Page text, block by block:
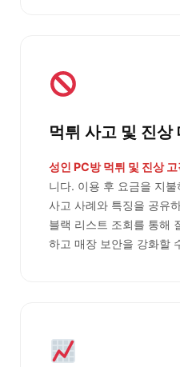
먹튀 사고 및 진상
성인 PC방 먹튀 및 진상 고
니다. 이용 후 요금을 지
사고 사례와 특징을 공유
블랙 리스트 조회를 통해
하고 매장 보안을 강화할